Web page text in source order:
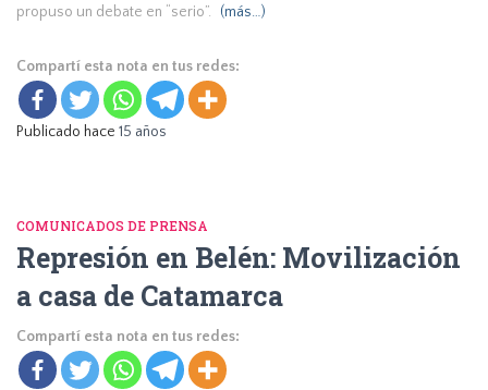
propuso un debate en “serio”.
(más…)
Compartí esta nota en tus redes:
Publicado hace 15 años
COMUNICADOS DE PRENSA
Represión en Belén: Movilización
a casa de Catamarca
Compartí esta nota en tus redes: